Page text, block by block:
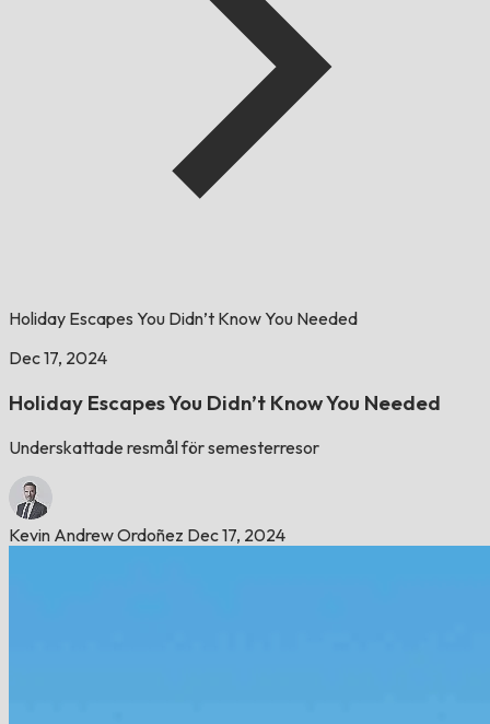
Holiday Escapes You Didn’t Know You Needed
Dec 17, 2024
Holiday Escapes You Didn’t Know You Needed
Underskattade resmål för semesterresor
Kevin Andrew Ordoñez Dec 17, 2024